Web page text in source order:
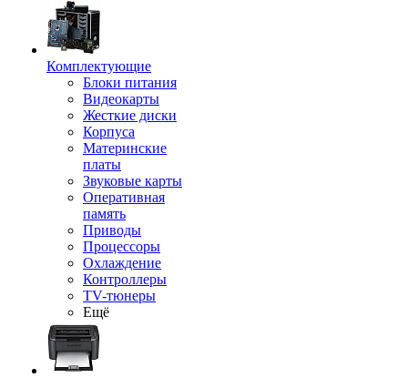
Комплектующие
Блоки питания
Видеокарты
Жесткие диски
Корпуса
Материнские
платы
Звуковые карты
Оперативная
память
Приводы
Процессоры
Охлаждение
Контроллеры
TV-тюнеры
Ещё